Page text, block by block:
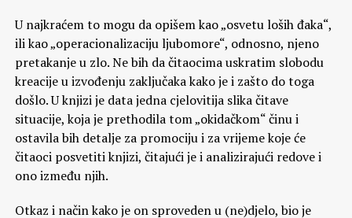
U najkraćem to mogu da opišem kao „osvetu loših đaka“,
ili kao „operacionalizaciju ljubomore“, odnosno, njeno
pretakanje u zlo. Ne bih da čitaocima uskratim slobodu
kreacije u izvođenju zaključaka kako je i zašto do toga
došlo. U knjizi je data jedna cjelovitija slika čitave
situacije, koja je prethodila tom „okidačkom“ činu i
ostavila bih detalje za promociju i za vrijeme koje će
čitaoci posvetiti knjizi, čitajući je i analizirajući redove i
ono između njih.
Otkaz i način kako je on sproveden u (ne)djelo, bio je